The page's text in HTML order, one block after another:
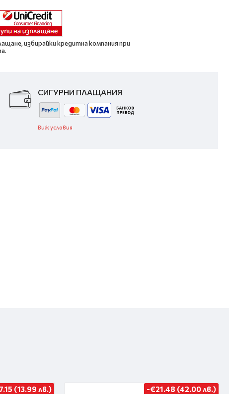
избирайки кредитна компания при
СИГУРНИ ПЛАЩАНИЯ
Виж условия
(13.99 лв.) -€21.48 (42.00 лв.)